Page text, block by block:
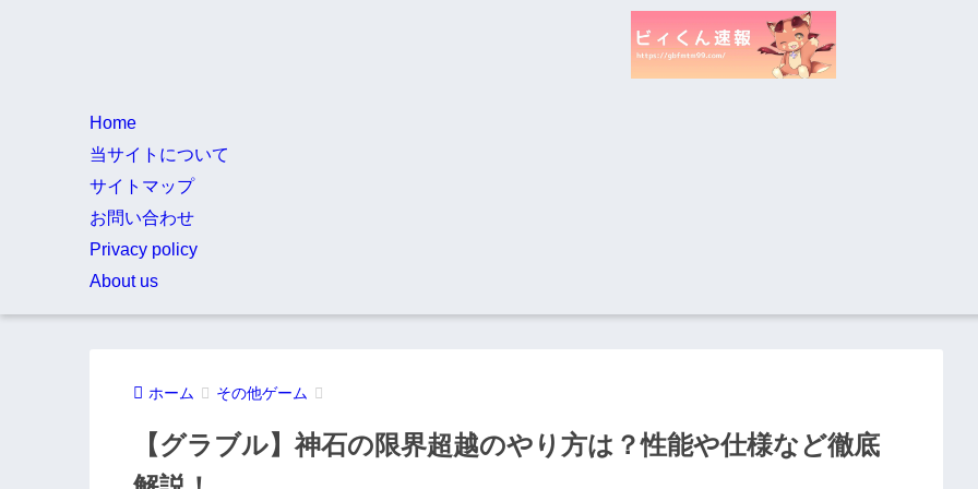
Home
当サイトについて
サイトマップ
お問い合わせ
Privacy policy
About us
ホーム その他ゲーム
【グラブル】神石の限界超越のやり方は？性能や仕様など徹底